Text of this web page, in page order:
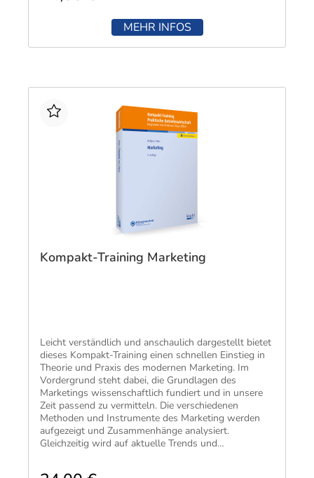
ermöglichen Ihnen eine gezielte Wissenskontrolle.
Und wenn es einmal noch schneller gehen soll,
finden Sie alle wichtigen Begriffe im praktischen
MEHR INFOS
Kompakt-Training Marketing
Leicht verständlich und anschaulich dargestellt bietet
dieses Kompakt-Training einen schnellen Einstieg in
Theorie und Praxis des modernen Marketing. Im
Vordergrund steht dabei, die Grundlagen des
Marketings wissenschaftlich fundiert und in unsere
Zeit passend zu vermitteln. Die verschiedenen
Methoden und Instrumente des Marketing werden
aufgezeigt und Zusammenhänge analysiert.
Gleichzeitig wird auf aktuelle Trends und